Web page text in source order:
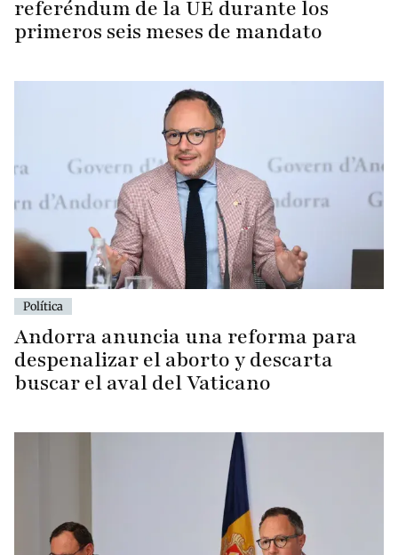
referéndum de la UE durante los
primeros seis meses de mandato
Política
Andorra anuncia una reforma para
despenalizar el aborto y descarta
buscar el aval del Vaticano